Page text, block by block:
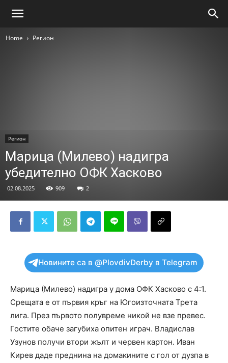
Home Регион
Регион
Марица (Милево) надигра
убедително ОФК Хасково
02.08.2025 909 2
Новините са в @PlovdivDerby в Telegram
Марица (Милево) надигра у дома ОФК Хасково с 4:1.
Срещата е от първия кръг на Югоизточната Трета
лига. През първото полувреме никой не взе превес.
Гостите обаче загубиха опитен играч. Владислав
Узунов получи втори жълт и червен картон. Иван
Кирев даде преднина на домакините с гол от дузпа в